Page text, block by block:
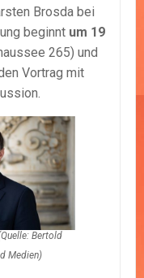
Brosda bei
beginnt um 19
265) und
Vortrag mit
Bertold
Medien)